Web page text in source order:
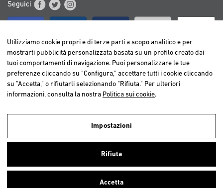
Utilizziamo cookies propri e di terze parti per realizzare analisi della
navigazione degli utenti e così poter offrire un miglior servizio.
ulteriori informazioniclicca qui.
Seguici
BELGIË / BELGIQUE
DEUTSCHLAND
ESPAÑA
ITALIA
NEDERLAND
ÖSTERREICH
Utilizziamo cookie propri e di terze parti a scopo analitico e per
mostrarti pubblicità personalizzata basata su un profilo creato dai
tuoi comportamenti di navigazione. Puoi personalizzare le tue
preferenze cliccando su "Configura," accettare tutti i cookie cliccando
su "Accetta," o rifiutarli selezionando "Rifiuta." Per ulteriori
informazioni, consulta la nostra Politica sui cookie.
Impostazioni
Rifiuta
Accetta